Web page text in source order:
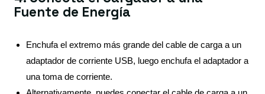
Fuente de Energía
Enchufa el extremo más grande del cable de carga a un
adaptador de corriente USB, luego enchufa el adaptador a
una toma de corriente.